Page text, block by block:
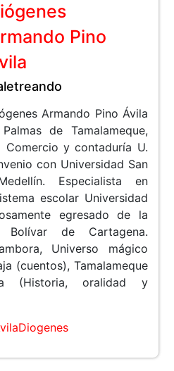
Pino
Armando Pino Ávila
de Tamalameque,
Comercio y contaduría U.
con Universidad San
Especialista en
escolar Universidad
egresado de la
de Cartagena.
Universo mágico
(cuentos), Tamalameque
(Historia, oralidad y